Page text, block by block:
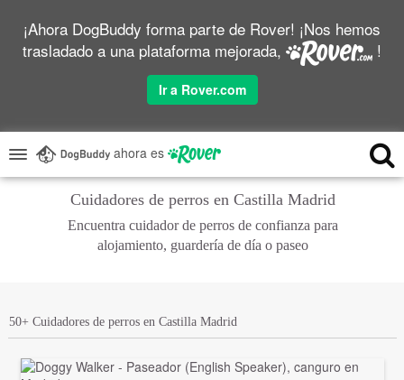
¡Ahora DogBuddy forma parte de Rover! ¡Nos hemos
trasladado a una plataforma mejorada,
!
Ir a Rover.com
ahora es
Cuidadores de perros en Castilla Madrid
Encuentra cuidador de perros de confianza para
alojamiento, guardería de día o paseo
50+ Cuidadores de perros en Castilla Madrid